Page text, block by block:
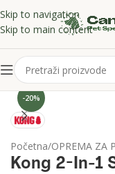
Skip to navigation
Skip to main content
-20%
Click to enlarge
Početna/OPREMA ZA
Kong 2-In-1